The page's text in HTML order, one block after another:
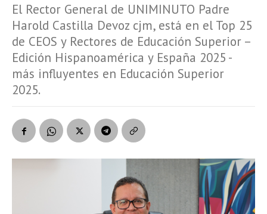
El Rector General de UNIMINUTO Padre
Harold Castilla Devoz cjm, está en el Top 25
de CEOS y Rectores de Educación Superior –
Edición Hispanoamérica y España 2025 -
más influyentes en Educación Superior
2025.